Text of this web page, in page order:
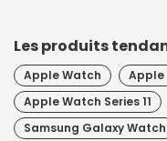
Les produits
Apple Watch Apple
Apple Watch Series 11
Samsung Galaxy Watch